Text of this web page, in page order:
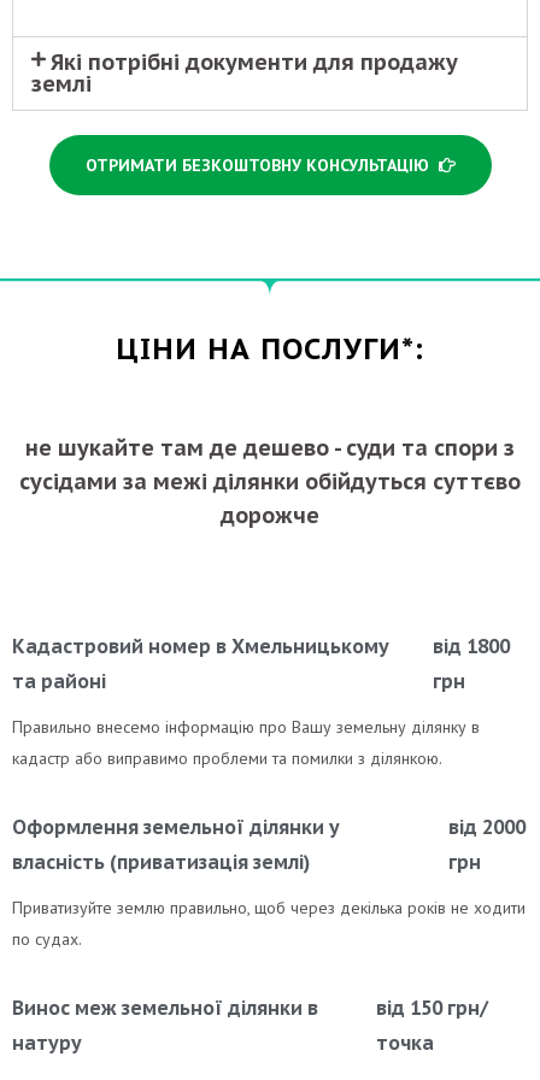
Які потрібні документи для продажу
землі
ОТРИМАТИ БЕЗКОШТОВНУ КОНСУЛЬТАЦІЮ
ЦІНИ НА ПОСЛУГИ*:
не шукайте там де дешево - суди та спори з
сусідами за межі ділянки обійдуться суттєво
дорожче
Кадастровий номер в Хмельницькому
та районі
від 1800
грн
Правильно внесемо інформацію про Вашу земельну ділянку в
кадастр або виправимо проблеми та помилки з ділянкою.
Оформлення земельної ділянки у
власність (приватизація землі)
від 2000
грн
Приватизуйте землю правильно, щоб через декілька років не ходити
по судах.
Винос меж земельної ділянки в
натуру
від 150 грн/
точка